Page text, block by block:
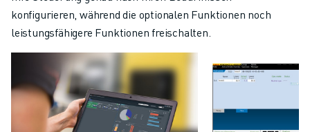
konfigurieren, während die optionalen Funktionen noch
leistungsfähigere Funktionen freischalten.